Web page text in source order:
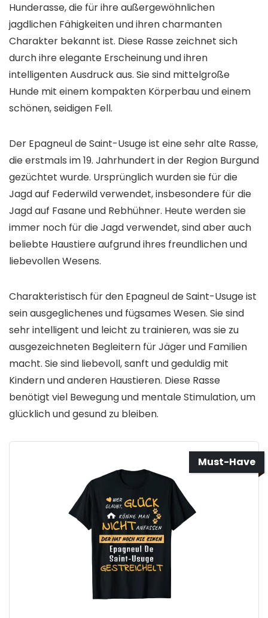
Hunderasse, die für ihre außergewöhnlichen
jagdlichen Fähigkeiten und ihren charmanten
Charakter bekannt ist. Diese Rasse zeichnet sich
durch ihre elegante Erscheinung und ihren
intelligenten Ausdruck aus. Sie sind mittelgroße
Hunde mit einem kompakten Körperbau und einem
schönen, seidigen Fell.
Der Epagneul de Saint-Usuge ist eine sehr alte Rasse,
die erstmals im 19. Jahrhundert in der Region Burgund
gezüchtet wurde. Ursprünglich wurden sie für die
Jagd auf Federwild verwendet, insbesondere für die
Jagd auf Fasane und Rebhühner. Heute werden sie
immer noch für die Jagd verwendet, sind aber auch
beliebte Haustiere aufgrund ihres freundlichen und
liebevollen Wesens.
Charakteristisch für den Epagneul de Saint-Usuge ist
sein ausgeglichenes und fügsames Wesen. Sie sind
sehr intelligent und leicht zu trainieren, was sie zu
ausgezeichneten Begleitern für Jäger und Familien
macht. Sie sind liebevoll, sanft und geduldig mit
Kindern und anderen Haustieren. Diese Rasse
benötigt viel Bewegung und mentale Stimulation, um
glücklich und gesund zu bleiben.
Must-Have